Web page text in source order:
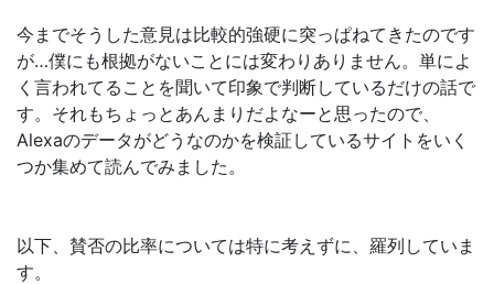
今までそうした意見は比較的強硬に突っぱねてきたのです
が…僕にも根拠がないことには変わりありません。単によ
く言われてることを聞いて印象で判断しているだけの話で
す。それもちょっとあんまりだよなーと思ったので、
Alexaのデータがどうなのかを検証しているサイトをいく
つか集めて読んでみました。
以下、賛否の比率については特に考えずに、羅列していま
す。